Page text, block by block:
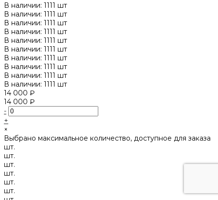
В наличии: 1111 шт
В наличии: 1111 шт
В наличии: 1111 шт
В наличии: 1111 шт
В наличии: 1111 шт
В наличии: 1111 шт
В наличии: 1111 шт
В наличии: 1111 шт
В наличии: 1111 шт
В наличии: 1111 шт
14 000 ₽
14 000 ₽
-
+
×
Выбрано максимальное количество, доступное для заказа
шт.
шт.
шт.
шт.
шт.
шт.